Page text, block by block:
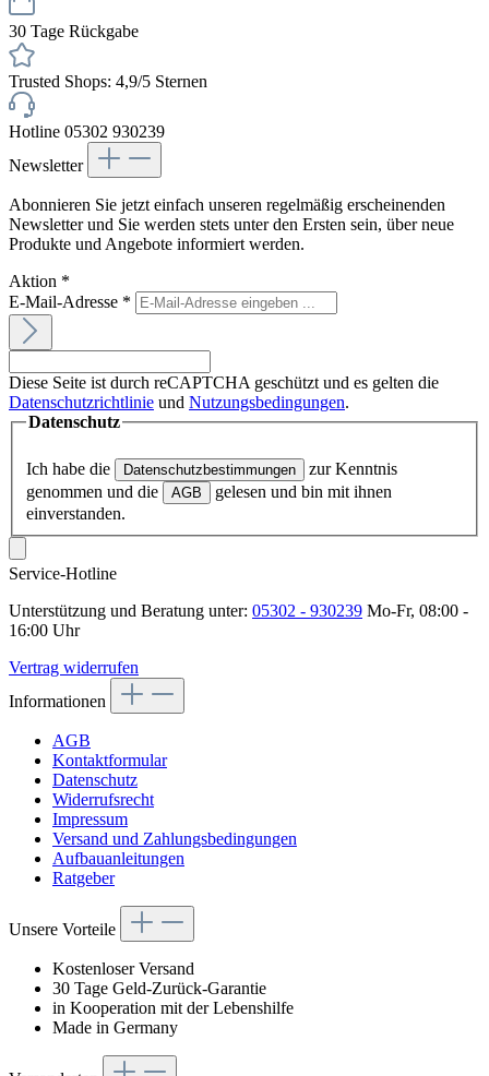
30 Tage Rückgabe
Trusted Shops: 4,9/5 Sternen
Hotline 05302 930239
Newsletter
Abonnieren Sie jetzt einfach unseren regelmäßig erscheinenden
Newsletter und Sie werden stets unter den Ersten sein, über neue
Produkte und Angebote informiert werden.
Aktion *
E-Mail-Adresse *
Diese Seite ist durch reCAPTCHA geschützt und es gelten die
Datenschutzrichtlinie und Nutzungsbedingungen.
Datenschutz
Ich habe die Datenschutzbestimmungen
zur Kenntnis
genommen und die
AGB
gelesen und bin mit ihnen
einverstanden.
Service-Hotline
Unterstützung und Beratung unter: 05302 - 930239 Mo-Fr, 08:00 -
16:00 Uhr
Vertrag widerrufen
Informationen
AGB
Kontaktformular
Datenschutz
Widerrufsrecht
Impressum
Versand und Zahlungsbedingungen
Aufbauanleitungen
Ratgeber
Unsere Vorteile
Kostenloser Versand
30 Tage Geld-Zurück-Garantie
in Kooperation mit der Lebenshilfe
Made in Germany